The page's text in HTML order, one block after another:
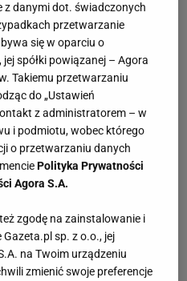
z danymi dot. świadczonych
przetwarzanie
się w oparciu o
spółki powiązanej – Agora
Takiemu przetwarzaniu
do „Ustawień
z administratorem – w
i podmiotu, wobec którego
o przetwarzaniu danych
Polityka Prywatności
Agora S.A.
zgodę na zainstalowanie i
sp. z o.o., jej
na Twoim urządzeniu
zmienić swoje preferencje